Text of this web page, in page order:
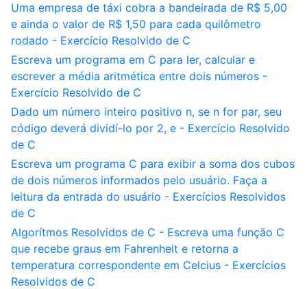
Uma empresa de táxi cobra a bandeirada de R$ 5,00
e ainda o valor de R$ 1,50 para cada quilômetro
rodado - Exercício Resolvido de C
Escreva um programa em C para ler, calcular e
escrever a média aritmética entre dois números -
Exercício Resolvido de C
Dado um número inteiro positivo n, se n for par, seu
código deverá dividí-lo por 2, e - Exercício Resolvido
de C
Escreva um programa C para exibir a soma dos cubos
de dois números informados pelo usuário. Faça a
leitura da entrada do usuário - Exercícios Resolvidos
de C
Algorítmos Resolvidos de C - Escreva uma função C
que recebe graus em Fahrenheit e retorna a
temperatura correspondente em Celcius - Exercícios
Resolvidos de C